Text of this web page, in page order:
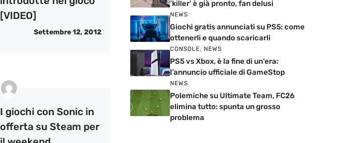
[VIDEO]
Settembre 12, 2012
I giochi con Sonic in
offerta su Steam per
‘killer’ è già pronto, fan delusi
NEWS
Giochi gratis annunciati su PS5: come
ottenerli e quando scaricarli
CONSOLE, NEWS
PS5 vs Xbox, è la fine di un’era:
l’annuncio ufficiale di GameStop
NEWS
Polemiche su Ultimate Team, FC26
elimina tutto: spunta un grosso
problema